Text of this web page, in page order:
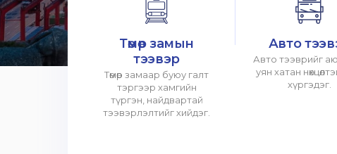
Төмөр замын
тээвэр
Төмөр замаар буюу галт
тэргээр хамгийн
түргэн, найдвартай
тээвэрлэлтийг хийдэг.
Авто
Авто тээврийг
уян хатан
хүргэдэг.